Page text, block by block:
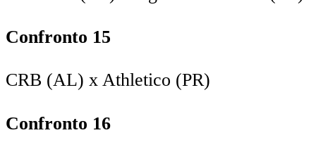
Confronto 15
CRB (AL) x Athletico (PR)
Confronto 16